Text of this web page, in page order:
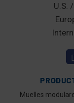
U.S.
Muelles